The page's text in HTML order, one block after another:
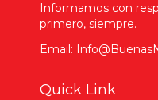
Informamos con
primero, siempre.
Email:
Quick Link